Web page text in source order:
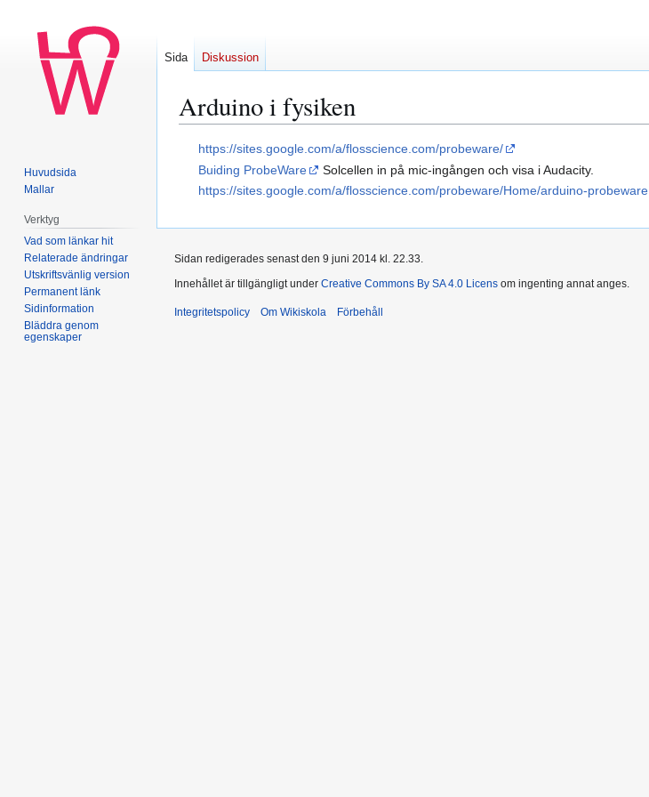
Arduino i fysiken
Hoppa
navigering
Hoppahttps://sites.google.com/a/flosscience.com/probeware/
Buiding ProbeWare
Solcellen in på mic-ingången och visa i Audacity.
https://sites.google.com/a/flosscience.com/probeware/Home/arduino-probeware
Sida Diskussion
Huvudsida
Mallar
Verktyg
Vad som länkar hit
Relaterade ändringar
Utskriftsvänlig version
Permanent länk
Sidinformation
Bläddra genom
egenskaper
Sidan redigerades senast den 9 juni 2014 kl. 22.33.
Innehållet är tillgängligt under Creative Commons By SA 4.0 Licens om ingenting annat anges.
Integritetspolicy Om Wikiskola Förbehåll